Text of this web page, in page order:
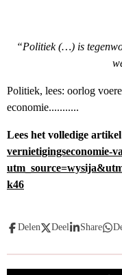
“Politiek (…) is
Politiek, lees: oorlog
economie...........
Lees het volledige
vernietigingseconomie-
k46
Delen Deel Share